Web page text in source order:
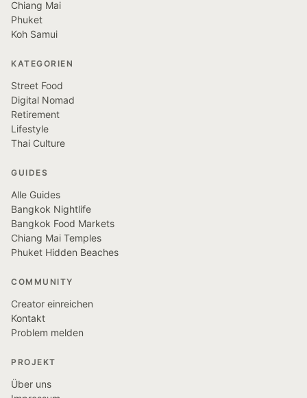
Chiang Mai
Phuket
Koh Samui
KATEGORIEN
Street Food
Digital Nomad
Retirement
Lifestyle
Thai Culture
GUIDES
Alle Guides
Bangkok Nightlife
Bangkok Food Markets
Chiang Mai Temples
Phuket Hidden Beaches
COMMUNITY
Creator einreichen
Kontakt
Problem melden
PROJEKT
Über uns